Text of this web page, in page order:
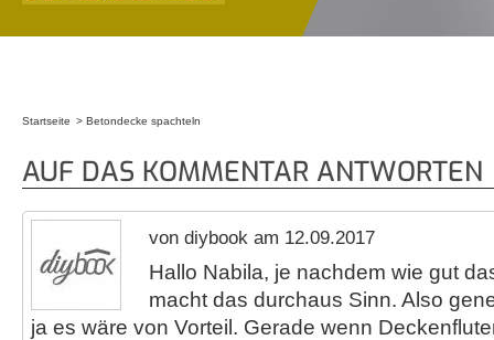
Startseite Betondecke spachteln
AUF DAS KOMMENTAR ANTWORTEN
von diybook am 12.09.2017
Hallo Nabila, je nachdem wie gut
macht das durchaus Sinn. Also
ja es wäre von Vorteil. Gerade wenn